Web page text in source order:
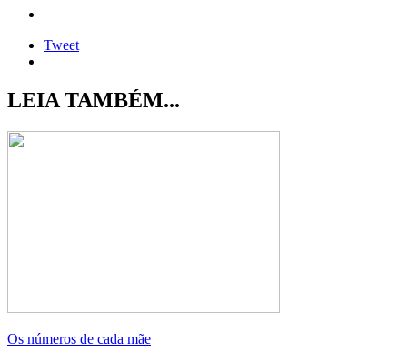
Tweet
LEIA TAMBÉM...
Os números de cada mãe